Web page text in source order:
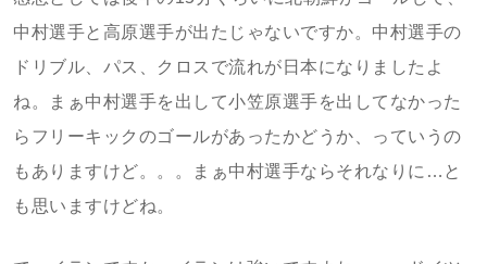
中村選手と高原選手が出たじゃないですか。中村選手の
ドリブル、パス、クロスで流れが日本になりましたよ
ね。まぁ中村選手を出して小笠原選手を出してなかった
らフリーキックのゴールがあったかどうか、っていうの
もありますけど。。。まぁ中村選手ならそれなりに…と
も思いますけどね。